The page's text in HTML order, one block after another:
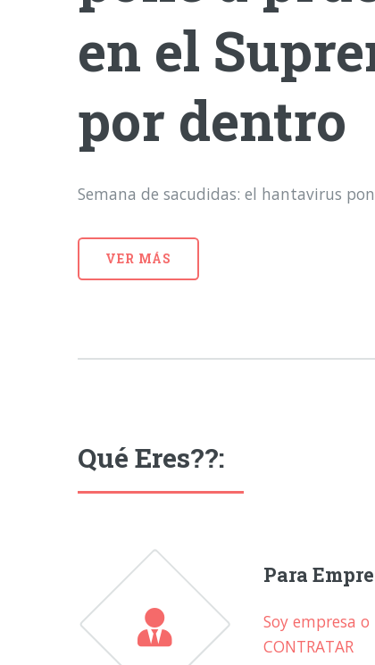
en el
por dentro
Semana de sacudidas: el hantavirus
VER MÁS
Qué Eres??:
Para
Soy empresa
CONTRATAR